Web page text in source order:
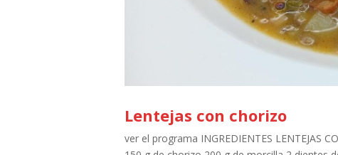
Lentejas con chorizo
ver el programa INGREDIENTES LENTEJAS